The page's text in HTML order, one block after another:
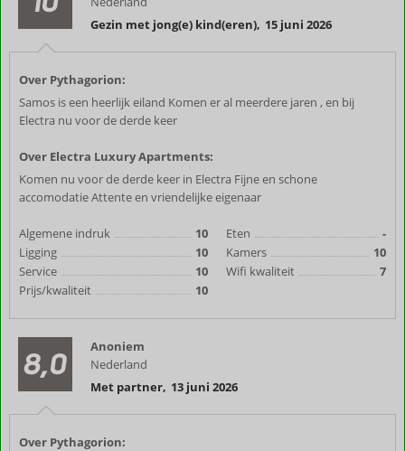
Gezin met jong(e) kind(eren), 15 juni 2026
Over Pythagorion:
Samos is een heerlijk eiland Komen er al meerdere jaren , en bij
Electra nu voor de derde keer
Over Electra Luxury Apartments:
Komen nu voor de derde keer in Electra Fijne en schone
accomodatie Attente en vriendelijke eigenaar
Algemene indruk
10
Ligging
10
Service
10
Prijs/kwaliteit
10
Eten
-
Kamers
10
Wifi kwaliteit
7
8,0
Anoniem
Nederland
Met partner, 13 juni 2026
Over Pythagorion: